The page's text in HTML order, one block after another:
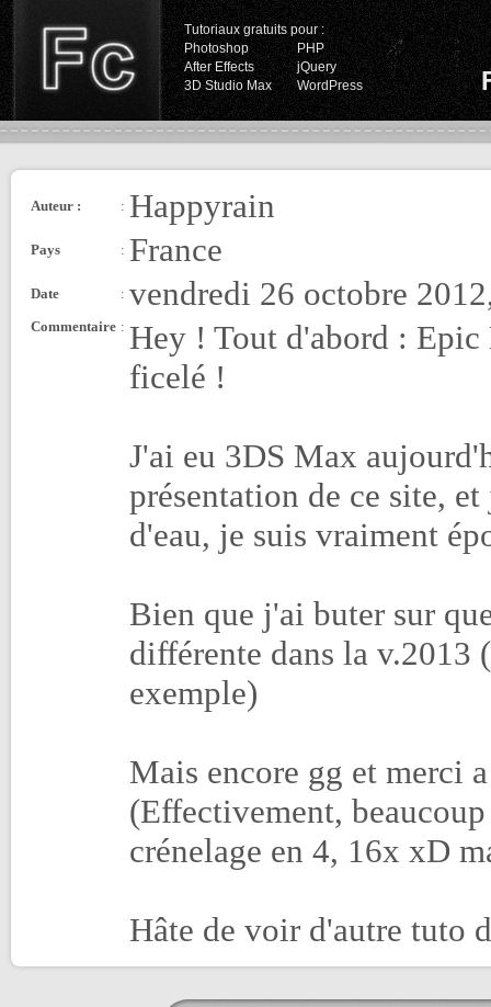
Tutoriaux gratuits pour :
Photoshop
PHP
After Effects
jQuery
3D Studio Max
WordPress
Auteur : : Happyrain
Pays : France
Date : vendredi 26 octobre
Commentaire : Hey ! Tout d'abord :
ficelé !
J'ai eu 3DS Max
présentation de ce site,
d'eau, je suis vraiment
Bien que j'ai buter sur
différente dans la v.2013
exemple)
Mais encore gg et merci
(Effectivement,
crénelage en 4, 16x xD
Hâte de voir d'autre tuto